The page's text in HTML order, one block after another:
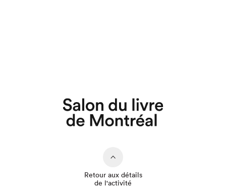
Que cherchez-vous?
Retour aux détails
de l'activité